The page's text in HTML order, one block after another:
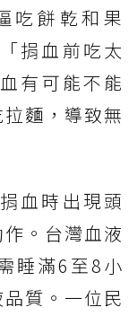
吃餅乾和果
捐血前吃太
有可能不能
麵，導致無
血時出現頭
。台灣血液
睡滿6至8小
質。一位民